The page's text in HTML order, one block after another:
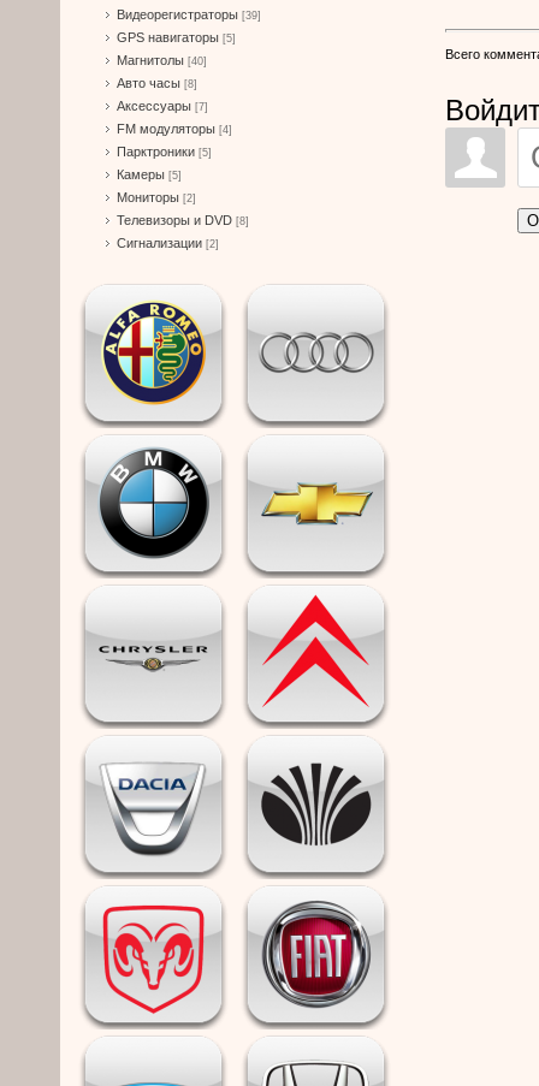
Видеорегистраторы [39]
GPS навигаторы [5]
Магнитолы [40]
Авто часы [8]
Аксессуары [7]
FM модуляторы [4]
Парктроники [5]
Камеры [5]
Мониторы [2]
Телевизоры и DVD [8]
Сигнализации [2]
Всего